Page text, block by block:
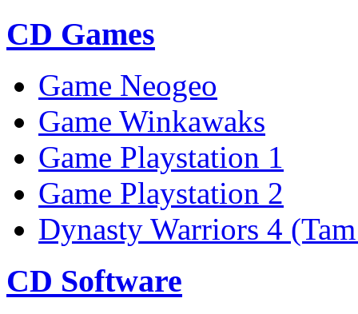
CD Games
Game Neogeo
Game Winkawaks
Game Playstation 1
Game Playstation 2
Dynasty Warriors 4
CD Software